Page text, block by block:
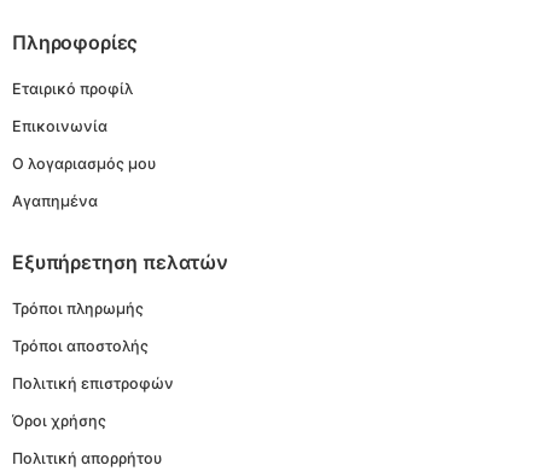
Πληροφορίες
Εταιρικό προφίλ
Επικοινωνία
Ο λογαριασμός μου
Αγαπημένα
Εξυπήρετηση πελατών
Τρόποι πληρωμής
Τρόποι αποστολής
Πολιτική επιστροφών
Όροι χρήσης
Πολιτική απορρήτου